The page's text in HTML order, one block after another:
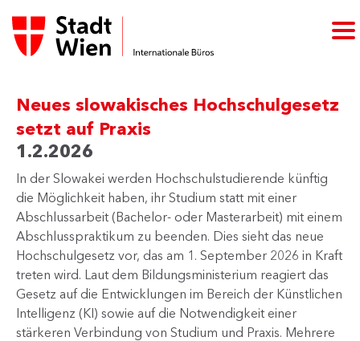
Neues slowakisches Hochschulgesetz
setzt auf Praxis
1.2.2026
In der Slowakei werden Hochschulstudierende künftig
die Möglichkeit haben, ihr Studium statt mit einer
Abschlussarbeit (Bachelor- oder Masterarbeit) mit einem
Abschlusspraktikum zu beenden. Dies sieht das neue
Hochschulgesetz vor, das am 1. September 2026 in Kraft
treten wird. Laut dem Bildungsministerium reagiert das
Gesetz auf die Entwicklungen im Bereich der Künstlichen
Intelligenz (KI) sowie auf die Notwendigkeit einer
stärkeren Verbindung von Studium und Praxis. Mehrere